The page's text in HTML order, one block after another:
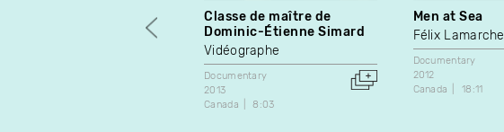
Classe de maître de
Dominic-Étienne Simard
Vidéographe
Documentary
2013
Canada
8:03
Men at Sea
Félix Lamarche
Documentary
2012
Canada
18:11